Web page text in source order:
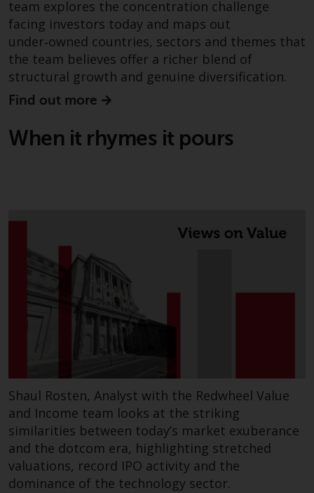
daraus erzielten Erträge können
sowohl fallen als auch steigen.
Mit Investitionen in die von
Redwheel und seinen
verbundenen Unternehmen
angebotenen Produkte und
Dienstleistungen sind erhebliche
Wechselkursschwankungen
insbesondere alternative Fonds
und Emerging Markets,
beinhalten ein
überdurchschnittliches Risiko und
sind als langfristig anzusehen.
Derivative Instrumente können
mit einem hohen Risiko
verbunden sein. Unterschiedliche
Arten von Fonds oder Anlagen
weisen unterschiedliche
Risikograde auf.
Änderungen am Inhalt
team explores the concentration challenge
facing investors today and maps out
under‑owned countries, sectors and themes that
the team believes offer a richer blend of
structural growth and genuine diversification.
Find out more
When it rhymes it pours
Shaul Rosten, Analyst with the Redwheel Value
and Income team looks at the striking
similarities between today’s market exuberance
and the dotcom era, highlighting stretched
valuations, record IPO activity and the
dominance of the technology sector.